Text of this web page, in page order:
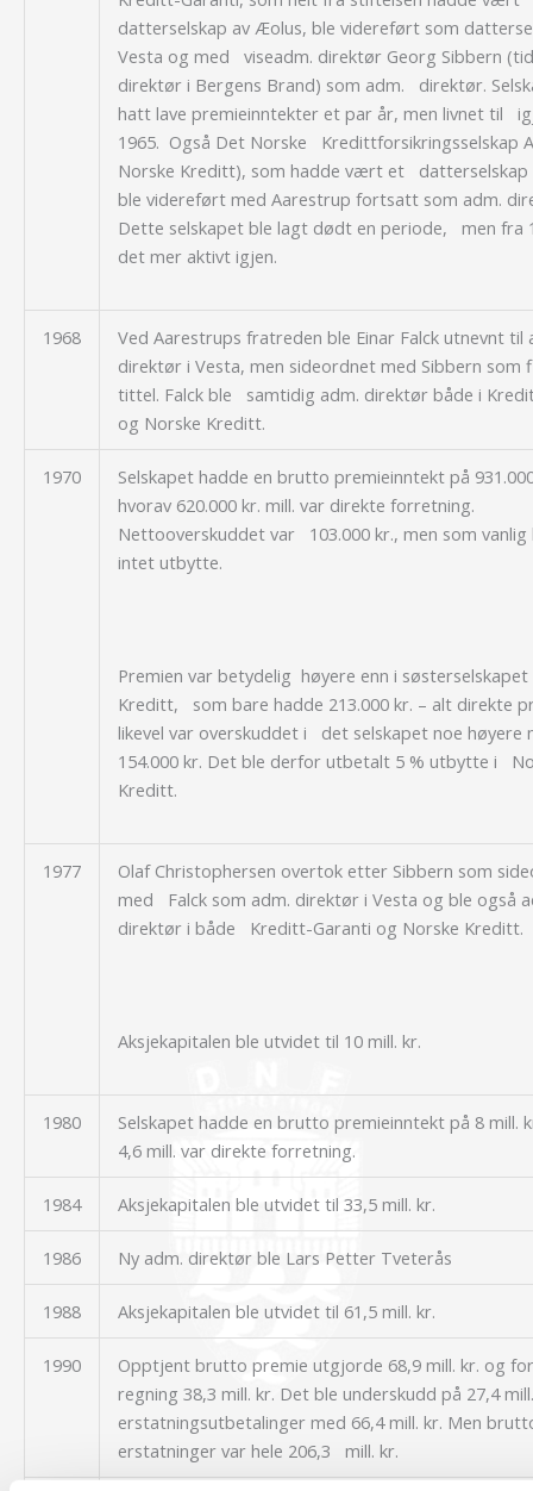
datterselskap av Æolus, ble videreført som
Vesta og med viseadm. direktør Georg Sibbern
direktør i Bergens Brand) som adm. direktør.
hatt lave premieinntekter et par år, men livnet til
1965. Også Det Norske Kredittforsikringsselskap
Norske Kreditt), som hadde vært et datterselskap
ble videreført med Aarestrup fortsatt som adm.
Dette selskapet ble lagt dødt en periode, men fra
det mer aktivt igjen.
1968
Ved Aarestrups fratreden ble Einar Falck utnevnt
direktør i Vesta, men sideordnet med Sibbern som
tittel. Falck ble samtidig adm. direktør både i
og Norske Kreditt.
1970
Selskapet hadde en brutto premieinntekt på
hvorav 620.000 kr. mill. var direkte forretning.
Nettooverskuddet var 103.000 kr., men som vanlig
intet utbytte.
Premien var betydelig høyere enn i søsterselskapet
Kreditt, som bare hadde 213.000 kr. – alt direkte
likevel var overskuddet i det selskapet noe høyere
154.000 kr. Det ble derfor utbetalt 5 % utbytte i
Kreditt.
1977
Olaf Christophersen overtok etter Sibbern som
med Falck som adm. direktør i Vesta og ble også
direktør i både Kreditt-Garanti og Norske Kreditt.
Aksjekapitalen ble utvidet til 10 mill. kr.
1980
Selskapet hadde en brutto premieinntekt på 8 mill.
4,6 mill. var direkte forretning.
1984 Aksjekapitalen ble utvidet til 33,5 mill. kr.
1986 Ny adm. direktør ble Lars Petter Tveterås
1988 Aksjekapitalen ble utvidet til 61,5 mill. kr.
1990
Opptjent brutto premie utgjorde 68,9 mill. kr. og
regning 38,3 mill. kr. Det ble underskudd på 27,4
erstatningsutbetalinger med 66,4 mill. kr. Men
erstatninger var hele 206,3 mill. kr.